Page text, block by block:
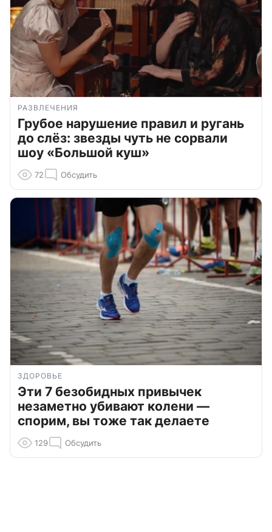
РАЗВЛЕЧЕНИЯ
Грубое нарушение правил и ругань
до слёз: звезды чуть не сорвали
шоу «Большой куш»
72 Обсудить
ЗДОРОВЬЕ
Эти 7 безобидных привычек
незаметно убивают колени —
спорим, вы тоже так делаете
129 Обсудить